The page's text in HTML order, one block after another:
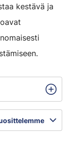
kestävä ja